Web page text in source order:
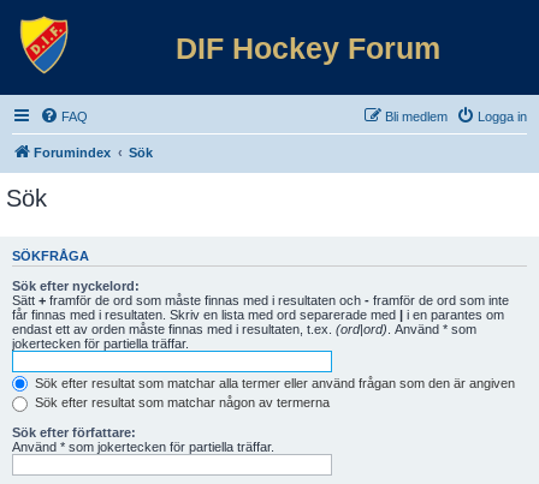
DIF Hockey Forum
FAQ Logga in
Bli medlem
Forumindex Sök
Sök
SÖKFRÅGA
Sök efter nyckelord:
Sätt + framför de ord som måste finnas med i resultaten och - framför de ord som inte
får finnas med i resultaten. Skriv en lista med ord separerade med | i en parantes om
endast ett av orden måste finnas med i resultaten, t.ex. (ord|ord) . Använd * som
jokertecken för partiella träffar.
Sök efter resultat som matchar alla termer eller använd frågan som den är angiven
Sök efter resultat som matchar någon av termerna
Sök efter författare:
Använd * som jokertecken för partiella träffar.